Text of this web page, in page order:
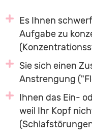
Es Ihnen
Aufgabe zu
Sie sich einen
Anstrengung
Ihnen das Ein-
weil Ihr Kopf